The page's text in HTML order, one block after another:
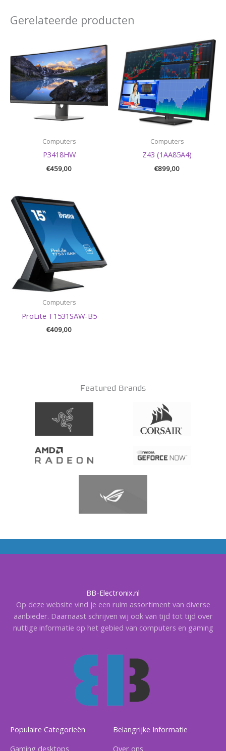
Gerelateerde producten
Computers
P3418HW
€459,00
Computers
Z43 (1AA85A4)
€899,00
Computers
ProLite T1531SAW-B5
€409,00
Featured Brands
BB-Electronix.nl
Op deze website vind je een ruim assortiment van diverse
aanbieder. Daarnaast schrijven wij ook van tijd tot tijd over
nuttige informatie op het gebied van computers en gaming
Populaire Categorieën
Gaming desktops
Belangrijke Informatie
Over ons